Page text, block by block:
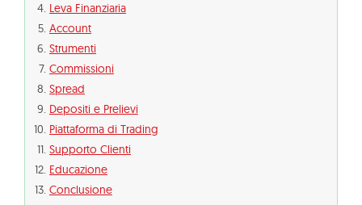
Leva Finanziaria
Account
Strumenti
Commissioni
Spread
Depositi e Prelievi
Piattaforma di Trading
Supporto Clienti
Educazione
Conclusione